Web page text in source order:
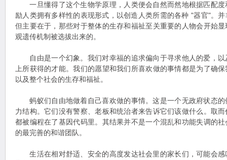
一旦懂得了这个生物学原理，人类便会自然而然地根据匹配度
励人类拥有多样性的表现形式，以创造人类所需的各种 "器官"。
但主要在于，那些对于整体的生存和福祉至关重要的人物会开始
观遗传机制被选拔出来的。
自由是一个幻象。我们对幸福的追求偏向于寻求他人的爱，以
上所获得的才能。我们的愿望和我们所喜欢做的事情都是为了确
以及整个社会的生存和福祉。
蚂蚁们自由地做着自己喜欢做的事情。这是一个无政府状态的
力结构。它们没有警察、老板和统治者来告诉它们该做什么。取
都被编程在了基因代码里。其结果并不是一个混乱和功能失调的
的最完善的和谐团队。
生活在相对舒适、安全的高度发达社会里的家长们，可能会感